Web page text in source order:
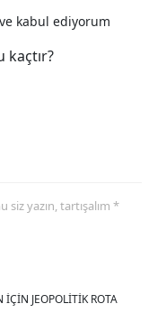
kabul ediyorum
kaçtır?
yazın, tartışalım *
İÇİN JEOPOLİTİK ROTA